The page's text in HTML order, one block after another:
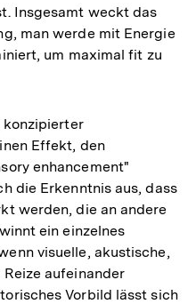
Insgesamt weckt das
man werde mit Energie
um maximal fit zu
Effekt, den
enhancement"
die Erkenntnis aus, dass
werden, die an andere
ein einzelnes
visuelle, akustische,
aufeinander
Vorbild lässt sich